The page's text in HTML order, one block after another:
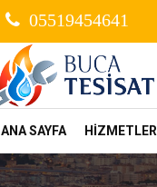
05519454641
ANA SAYFA HİZMETLER